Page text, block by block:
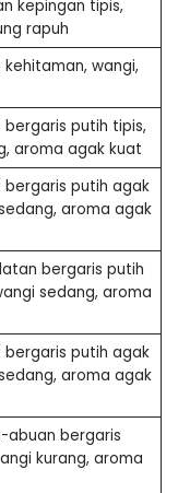
kepingan tipis,
rapuh
wangi,
putih tipis,
aroma agak kuat
bergaris putih agak
aroma agak
bergaris putih
sedang, aroma
bergaris putih agak
aroma agak
abuan bergaris
kurang, aroma